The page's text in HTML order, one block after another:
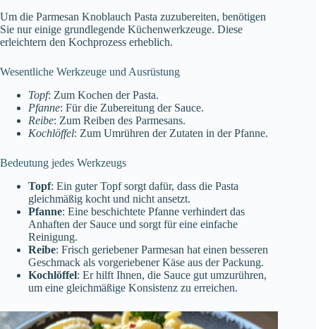
Um die Parmesan Knoblauch Pasta zuzubereiten, benötigen
Sie nur einige grundlegende Küchenwerkzeuge. Diese
erleichtern den Kochprozess erheblich.
Wesentliche Werkzeuge und Ausrüstung
Topf: Zum Kochen der Pasta.
Pfanne: Für die Zubereitung der Sauce.
Reibe: Zum Reiben des Parmesans.
Kochlöffel: Zum Umrühren der Zutaten in der Pfanne.
Bedeutung jedes Werkzeugs
Topf: Ein guter Topf sorgt dafür, dass die Pasta
gleichmäßig kocht und nicht ansetzt.
Pfanne: Eine beschichtete Pfanne verhindert das
Anhaften der Sauce und sorgt für eine einfache
Reinigung.
Reibe: Frisch geriebener Parmesan hat einen besseren
Geschmack als vorgeriebener Käse aus der Packung.
Kochlöffel: Er hilft Ihnen, die Sauce gut umzurühren,
um eine gleichmäßige Konsistenz zu erreichen.